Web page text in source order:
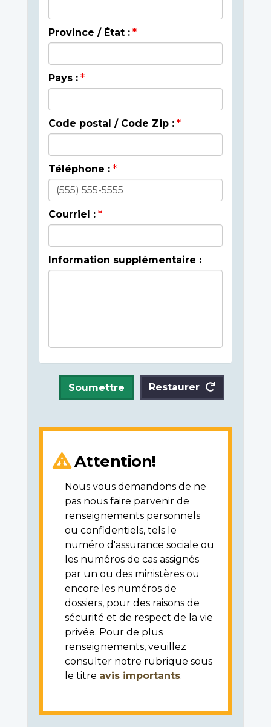
Province / État :
Pays :
Code postal / Code Zip :
Téléphone :
Courriel :
Information supplémentaire :
Soumettre Restaurer
Attention!
Nous vous demandons de ne
pas nous faire parvenir de
renseignements personnels
ou confidentiels, tels le
numéro d'assurance sociale ou
les numéros de cas assignés
par un ou des ministères ou
encore les numéros de
dossiers, pour des raisons de
sécurité et de respect de la vie
privée. Pour de plus
renseignements, veuillez
consulter notre rubrique sous
le titre avis importants.